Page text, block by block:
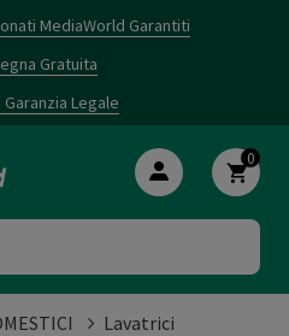
MediaWorld Garantiti
Gratuita
Garanzia Legale
0
Lavatrici